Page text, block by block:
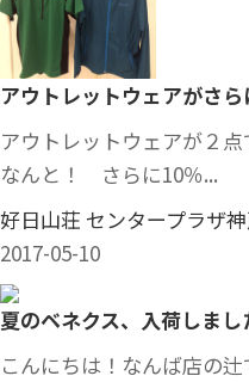
アウトレットウェアがさら
アウトレットウェアが２点
なんと！ さらに10％...
好日山荘 センタープラザ
2017-05-10
夏のベネクス、入荷しまし
こんにちは！なんば店の